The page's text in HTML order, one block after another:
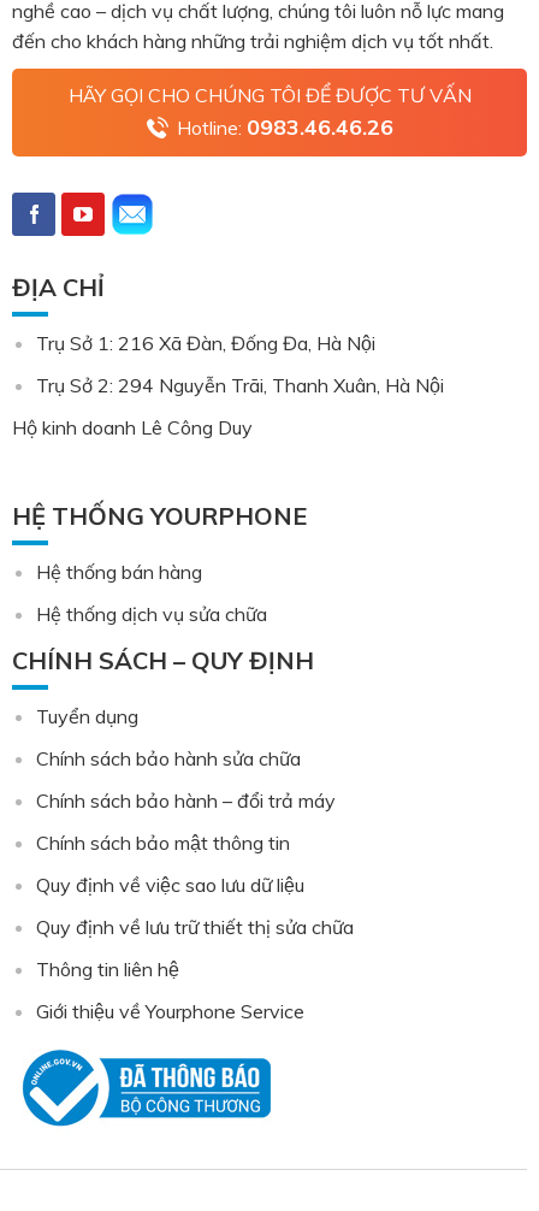
nghề cao – dịch vụ chất lượng, chúng tôi luôn nỗ lực mang
đến cho khách hàng những trải nghiệm dịch vụ tốt nhất.
HÃY GỌI CHO CHÚNG TÔI ĐỂ ĐƯỢC TƯ VẤN
Hotline: 0983.46.46.26
ĐỊA CHỈ
Trụ Sở 1: 216 Xã Đàn, Đống Đa, Hà Nội
Trụ Sở 2: 294 Nguyễn Trãi, Thanh Xuân, Hà Nội
Hộ kinh doanh Lê Công Duy
HỆ THỐNG YOURPHONE
Hệ thống bán hàng
Hệ thống dịch vụ sửa chữa
CHÍNH SÁCH – QUY ĐỊNH
Tuyển dụng
Chính sách bảo hành sửa chữa
Chính sách bảo hành – đổi trả máy
Chính sách bảo mật thông tin
Quy định về việc sao lưu dữ liệu
Quy định về lưu trữ thiết thị sửa chữa
Thông tin liên hệ
Giới thiệu về Yourphone Service